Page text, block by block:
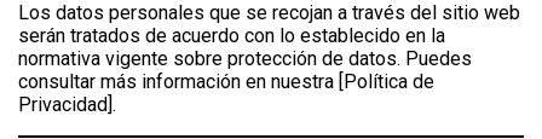
Los datos personales que se recojan a través del sitio web
serán tratados de acuerdo con lo establecido en la
normativa vigente sobre protección de datos. Puedes
consultar más información en nuestra [Política de
Privacidad].